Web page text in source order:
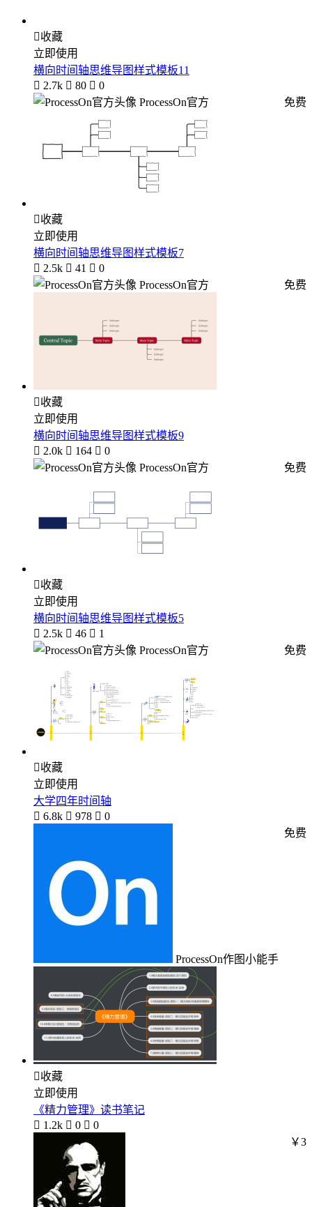
收藏
立即使用
横向时间轴思维导图样式模板11
 2.7k  80  0
ProcessOn官方
免费
收藏
立即使用
横向时间轴思维导图样式模板7
 2.5k  41  0
ProcessOn官方
免费
收藏
立即使用
横向时间轴思维导图样式模板9
 2.0k  164  0
ProcessOn官方
免费
收藏
立即使用
横向时间轴思维导图样式模板5
 2.5k  46  1
ProcessOn官方
免费
收藏
立即使用
大学四年时间轴
 6.8k  978  0
ProcessOn作图小能手
免费
收藏
立即使用
《精力管理》读书笔记
 1.2k  0  0
￥3